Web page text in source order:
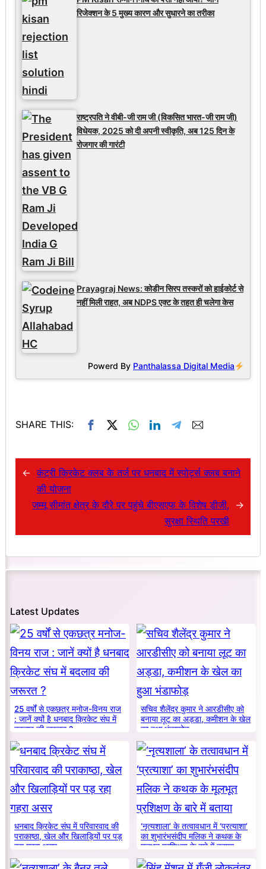
रिजेक्शन के 5 मुख्य कारण और सुधारने का तरीका
राष्ट्रपति ने वीबी-जी राम जी (विकसित भारत-जी राम जी)
विधेयक, 2025 को दी अपनी स्वीकृति, अब 125 दिन के
रोजगार की गारंटी
Prayagraj News: कोडीन सिरप तस्करों को हाईकोर्ट से
नहीं मिली राहत, अब NDPS एक्ट के तहत ही चलेगा केस
Powerd By Panthalassa Digital Media
SHARE THIS:
← कंट्री क्रिकेट क्लब के तर्ज पर धनबाद में स्पोर्ट्स क्लब बनाने
की योजना
जम्मू सीमांत क्षेत्र के दौरे पर पहुंचे बीएसएफ के विशेष डीजी,
सुरक्षा स्थिति परखी
→
Latest Updates
25 वर्षों से एकछत्र मनोज-विनय राज
: जानें क्यों है धनबाद क्रिकेट संघ में
बदलाव की जरूरत ?
सचिव शैलेंद्र कुमार ने आरडीसीए को
बनाया लूट का अड्डा, कमीशन के खेल
का हुआ भंडाफोड़
धनबाद क्रिकेट संघ में परिवारवाद की
पराकाष्ठा, खेल और खिलाड़ियों पर पड़
रहा गहरा असर
‘नृत्यशाला’ के तत्वावधान में ‘प्रत्याशा’
का शुभारंभसंदीप मलिक ने कथक के
मूलभूत प्रशिक्षण के बारे में बताया